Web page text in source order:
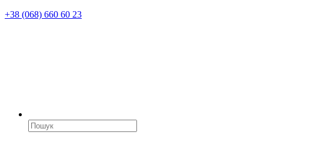
+38 (068) 660 60 23